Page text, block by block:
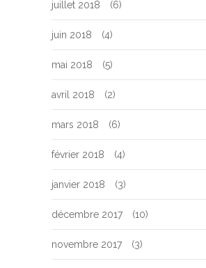
juillet 2018 (6)
juin 2018 (4)
mai 2018 (5)
avril 2018 (2)
mars 2018 (6)
février 2018 (4)
janvier 2018 (3)
décembre 2017 (10)
novembre 2017 (3)